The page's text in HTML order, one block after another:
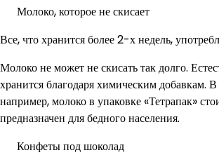
Молоко, которое не скисает
Все, что хранится более 2-х недель,
Молоко не может не скисать так долго.
хранится благодаря химическим добавкам.
например, молоко в упаковке «Тетрапак»
предназначен для бедного населения.
Конфеты под шоколад